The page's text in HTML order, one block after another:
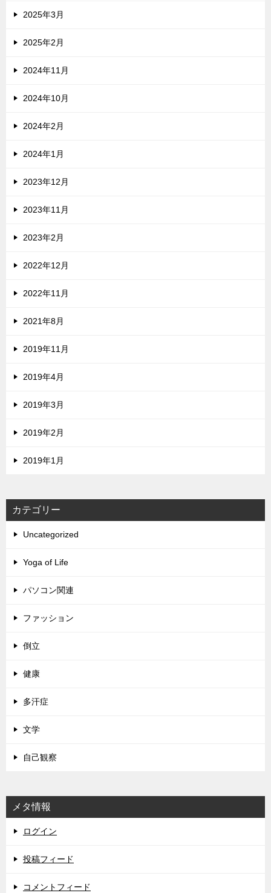
2025年3月
2025年2月
2024年11月
2024年10月
2024年2月
2024年1月
2023年12月
2023年11月
2023年2月
2022年12月
2022年11月
2021年8月
2019年11月
2019年4月
2019年3月
2019年2月
2019年1月
カテゴリー
Uncategorized
Yoga of Life
パソコン関連
ファッション
倒立
健康
多汗症
文学
自己観察
メタ情報
ログイン
投稿フィード
コメントフィード